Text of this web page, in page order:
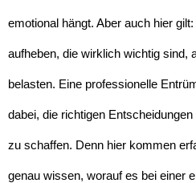
emotional hängt. Aber auch hier
aufheben, die wirklich wichtig sind,
belasten. Eine professionelle
dabei, die richtigen
zu schaffen. Denn hier kommen
genau wissen, worauf es bei einer